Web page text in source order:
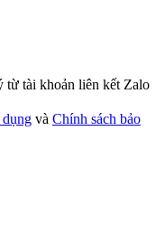
tài khoản liên kết Zalo
và Chính sách bảo